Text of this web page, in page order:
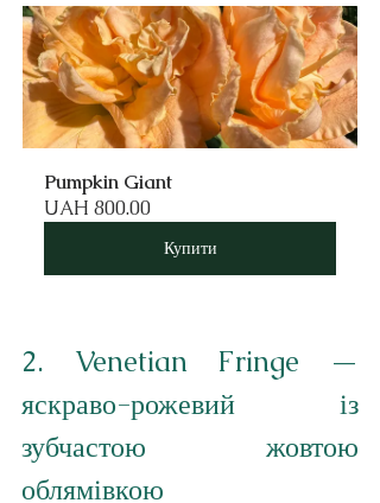
Pumpkin Giant
UAH 800.00
Купити
2. Venetian Fringe —
яскраво-рожевий із
зубчастою жовтою
облямівкою